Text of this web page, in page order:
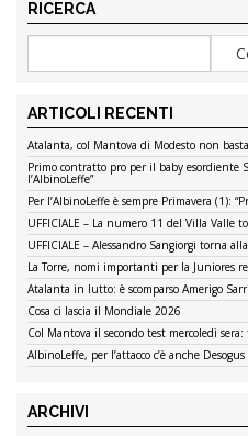
RICERCA
ARTICOLI RECENTI
Atalanta, col Mantova di Modesto non
Primo contratto pro per il baby esordiente
l’AlbinoLeffe”
Per l’AlbinoLeffe è sempre Primavera (1):
UFFICIALE – La numero 11 del Villa Valle
UFFICIALE – Alessandro Sangiorgi torna
La Torre, nomi importanti per la Juniores
Atalanta in lutto: è scomparso Amerigo
Cosa ci lascia il Mondiale 2026
Col Mantova il secondo test mercoledì
AlbinoLeffe, per l’attacco c’è anche Desogus
ARCHIVI